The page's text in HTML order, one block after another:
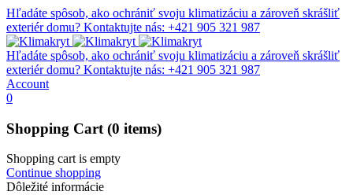
Hľadáte spôsob, ako ochrániť svoju klimatizáciu a zároveň skrášliť
exteriér domu? Kontaktujte nás: +421 905 321 987
Hľadáte spôsob, ako ochrániť svoju klimatizáciu a zároveň skrášliť
exteriér domu? Kontaktujte nás: +421 905 321 987
Account
0
Shopping Cart (0 items)
Shopping cart is empty
Continue shopping
Dôležité informácie